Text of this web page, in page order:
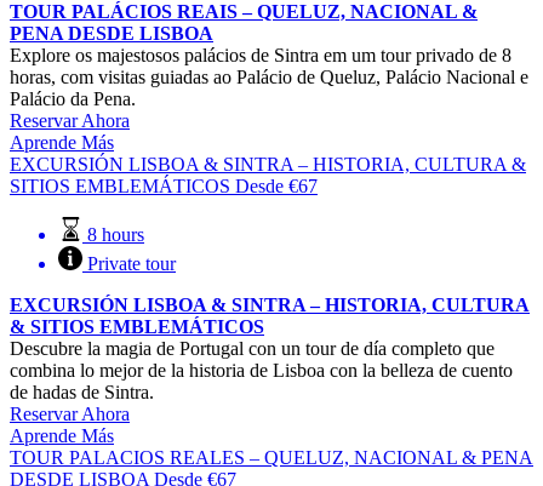
TOUR PALÁCIOS REAIS – QUELUZ, NACIONAL &
PENA DESDE LISBOA
Explore os majestosos palácios de Sintra em um tour privado de 8
horas, com visitas guiadas ao Palácio de Queluz, Palácio Nacional e
Palácio da Pena.
Reservar Ahora
Aprende Más
EXCURSIÓN LISBOA & SINTRA – HISTORIA, CULTURA &
SITIOS EMBLEMÁTICOS Desde €67
8 hours
Private tour
EXCURSIÓN LISBOA & SINTRA – HISTORIA, CULTURA
& SITIOS EMBLEMÁTICOS
Descubre la magia de Portugal con un tour de día completo que
combina lo mejor de la historia de Lisboa con la belleza de cuento
de hadas de Sintra.
Reservar Ahora
Aprende Más
TOUR PALACIOS REALES – QUELUZ, NACIONAL & PENA
DESDE LISBOA Desde €67